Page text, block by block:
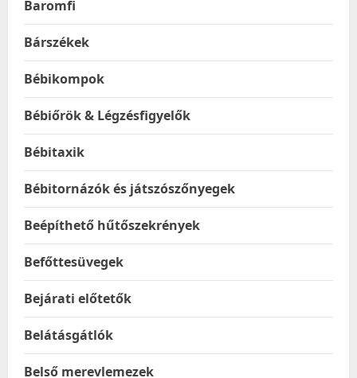
Baromfi
Bárszékek
Bébikompok
Bébiőrök & Légzésfigyelők
Bébitaxik
Bébitornázók és játszószőnyegek
Beépíthető hűtőszekrények
Befőttesüvegek
Bejárati előtetők
Belátásgátlók
Belső merevlemezek